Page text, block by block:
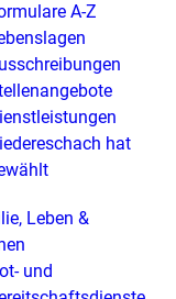
A-Z
hat
Leben &
und